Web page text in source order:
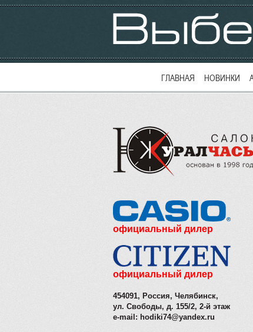
ГЛАВНАЯ НОВИНКИ
официальный дилер
официальный дилер
454091, Россия, Челябинск,
ул. Свободы, д. 155/2, 2-й этаж
e-mail: hodiki74@yandex.ru